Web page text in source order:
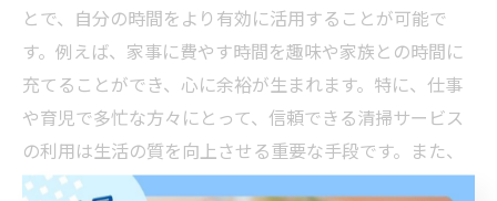
とで、自分の時間をより有効に活用することが可能で
す。例えば、家事に費やす時間を趣味や家族との時間に
充てることができ、心に余裕が生まれます。特に、仕事
や育児で多忙な方々にとって、信頼できる清掃サービス
の利用は生活の質を向上させる重要な手段です。また、
清掃代行では専門のスタッフが効率良く作業を進めるた